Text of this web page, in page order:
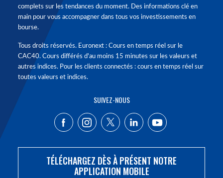
complets sur les tendances du moment. Des informations clé en
main pour vous accompagner dans tous vos investissements en
bourse.
Tous droits réservés. Euronext : Cours en temps réel sur le
CAC40. Cours différés d'au moins 15 minutes sur les valeurs et
autres indices. Pour les clients connectés : cours en temps réel sur
toutes valeurs et indices.
SUIVEZ-NOUS
TÉLÉCHARGEZ DÈS À PRÉSENT NOTRE
APPLICATION MOBILE